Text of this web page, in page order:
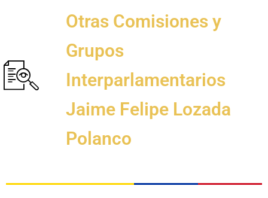
Otras Comisiones y
Grupos
Interparlamentarios
Jaime Felipe Lozada
Polanco